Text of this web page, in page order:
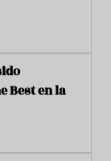
Best en la